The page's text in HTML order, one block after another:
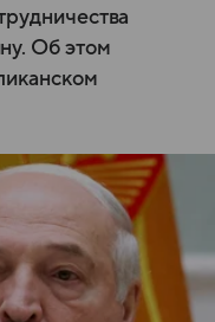
Об этом